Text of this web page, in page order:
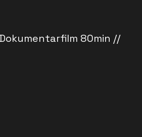
Dokumentarfilm 80min //